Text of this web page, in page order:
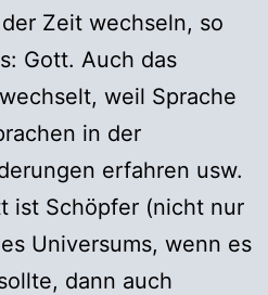
Zeit wechseln, so
Gott. Auch das
weil Sprache
in der
erfahren usw.
ist Schöpfer (nicht nur
Universums, wenn es
dann auch